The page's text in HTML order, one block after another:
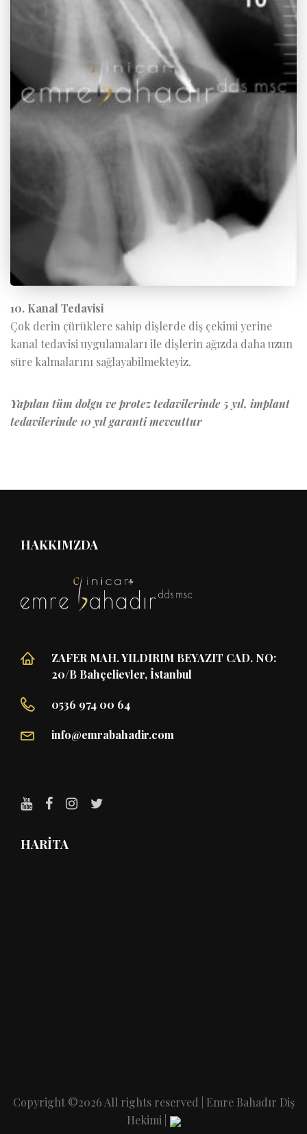
10. Kanal Tedavisi
Çok derin çürüklere sahip dişlerde diş çekimi yerine
kanal tedavisi uygulamaları ile dişlerin ağızda daha uzun
süre kalmalarını sağlayabilmekteyiz.
Yapılan tüm dolgu ve protez tedavilerinde 5 yıl, implant
tedavilerinde 10 yıl garanti mevcuttur
HAKKIMZDA
ZAFER MAH. YILDIRIM BEYAZIT CAD. NO:
20/B Bahçelievler, İstanbul
0536 974 00 64
info@emrabahadir.com
HARITA
Copyright ©2026 All rights reserved | Emre Bahadır Diş
Hekimi |